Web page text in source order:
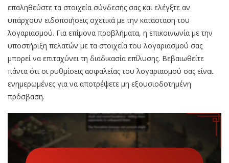
επαληθεύστε τα στοιχεία σύνδεσής σας και ελέγξτε αν
υπάρχουν ειδοποιήσεις σχετικά με την κατάσταση του
λογαριασμού. Για επίμονα προβλήματα, η επικοινωνία με την
υποστήριξη πελατών με τα στοιχεία του λογαριασμού σας
μπορεί να επιταχύνει τη διαδικασία επίλυσης. Βεβαιωθείτε
πάντα ότι οι ρυθμίσεις ασφαλείας του λογαριασμού σας είναι
ενημερωμένες για να αποτρέψετε μη εξουσιοδοτημένη
πρόσβαση.